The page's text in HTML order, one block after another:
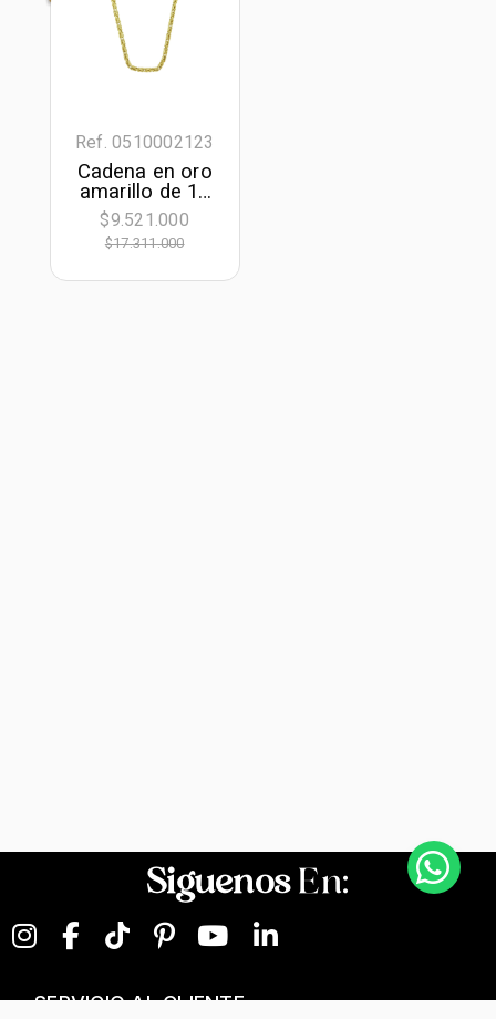
Ref. 0510002123
Cadena en oro
amarillo de 18
Kilates,
Eslabones, 50
cm. de largo,
$9.521.000
$17.311.000
SiguenosEn:
SERVICIO AL CLIENTE